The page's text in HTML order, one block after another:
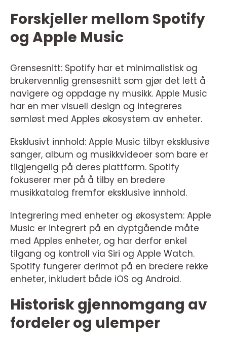
Forskjeller mellom Spotify
og Apple Music
Grensesnitt: Spotify har et minimalistisk og
brukervennlig grensesnitt som gjør det lett å
navigere og oppdage ny musikk. Apple Music
har en mer visuell design og integreres
sømløst med Apples økosystem av enheter.
Eksklusivt innhold: Apple Music tilbyr eksklusive
sanger, album og musikkvideoer som bare er
tilgjengelig på deres plattform. Spotify
fokuserer mer på å tilby en bredere
musikkatalog fremfor eksklusive innhold.
Integrering med enheter og økosystem: Apple
Music er integrert på en dyptgående måte
med Apples enheter, og har derfor enkel
tilgang og kontroll via Siri og Apple Watch.
Spotify fungerer derimot på en bredere rekke
enheter, inkludert både iOS og Android.
Historisk gjennomgang av
fordeler og ulemper